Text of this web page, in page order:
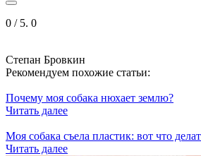
0 / 5. 0
Степан Бровкин
Рекомендуем похожие статьи:
Почему моя собака нюхает землю?
Читать далее
Моя собака съела пластик: вот что
Читать далее